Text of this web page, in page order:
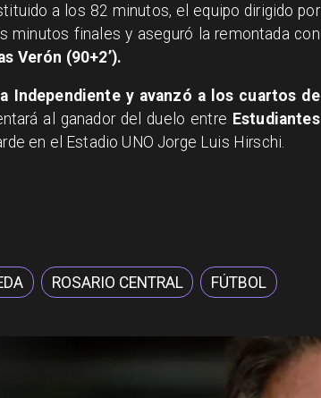
a los 82 minutos, el equipo dirigido por
minutos finales y aseguró la remontada con
Verón (90+2’).
Independiente y avanzó a los cuartos de
al ganador del duelo entre Estudiantes
en el Estadio UNO Jorge Luis Hirschi.
ROSARIO CENTRAL FÚTBOL